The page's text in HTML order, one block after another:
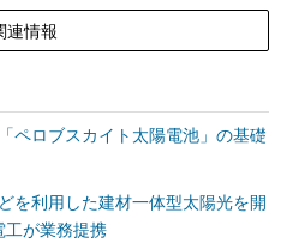
連情報
ペロブスカイト太陽電池」の基礎
を利用した建材一体型太陽光を開
工が業務提携